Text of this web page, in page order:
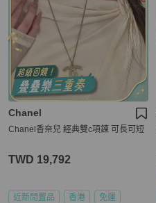
Chanel
Chanel香奈兒 經典雙c項鍊 可長可短
TWD 19,792
近新閒置品 香港 免運